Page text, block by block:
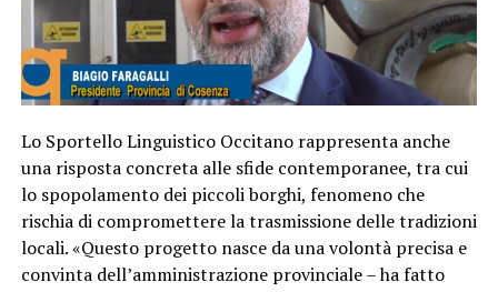
Lo Sportello Linguistico Occitano rappresenta anche
una risposta concreta alle sfide contemporanee, tra cui
lo spopolamento dei piccoli borghi, fenomeno che
rischia di compromettere la trasmissione delle tradizioni
locali. «Questo progetto nasce da una volontà precisa e
convinta dell’amministrazione provinciale – ha fatto